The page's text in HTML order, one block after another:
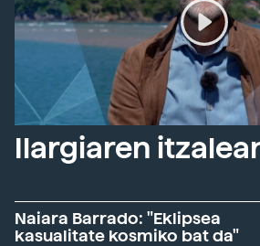
Ilargiaren
Naiara Barrado: "Eklipsea
kasualitate kosmiko bat da"